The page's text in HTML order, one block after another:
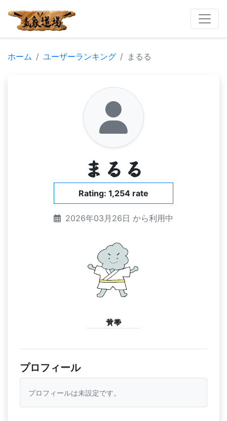
ホーム ユーザーランキング まるる
まるる
Rating: 1,254 rate
2026年03月26日 から利用中
黄帯
プロフィール
プロフィールは未設定です。